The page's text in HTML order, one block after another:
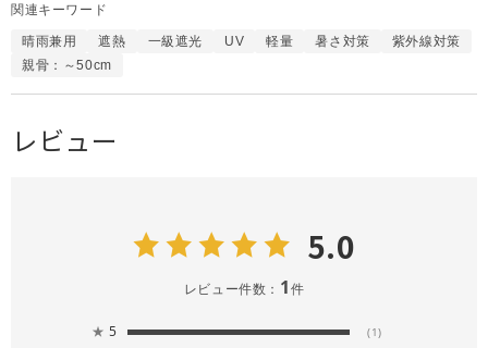
関連キーワード
晴雨兼用 遮熱 一級遮光 UV 軽量 暑さ対策
紫外線対策
親骨：～50cm
レビュー
5.0
レビュー件数： 1件
★ 5 (1)